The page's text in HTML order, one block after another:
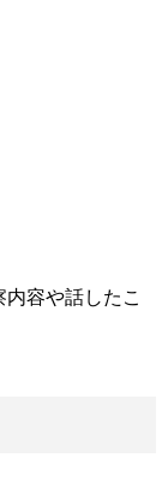
容や話したこ